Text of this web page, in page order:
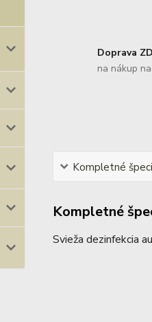
Doprava
na nákup
Kompletné
Kompletné
Svieža dezinfekcia